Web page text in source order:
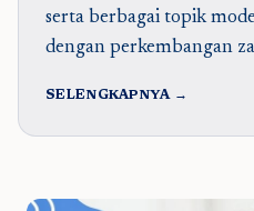
serta berbagai topik
dengan perkembangan
SELENGKAPNYA →